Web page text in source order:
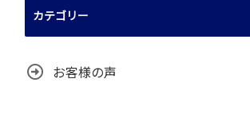
カテゴリー
お客様の声